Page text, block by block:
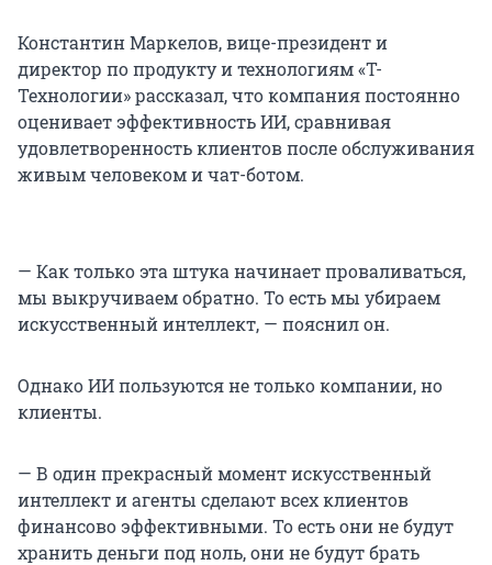
Константин Маркелов, вице-президент и
директор по продукту и технологиям «Т-
Технологии» рассказал, что компания постоянно
оценивает эффективность ИИ, сравнивая
удовлетворенность клиентов после обслуживания
живым человеком и чат-ботом.
— Как только эта штука начинает проваливаться,
мы выкручиваем обратно. То есть мы убираем
искусственный интеллект, — пояснил он.
Однако ИИ пользуются не только компании, но
клиенты.
— В один прекрасный момент искусственный
интеллект и агенты сделают всех клиентов
финансово эффективными. То есть они не будут
хранить деньги под ноль, они не будут брать